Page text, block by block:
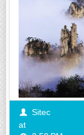
Sitec
at